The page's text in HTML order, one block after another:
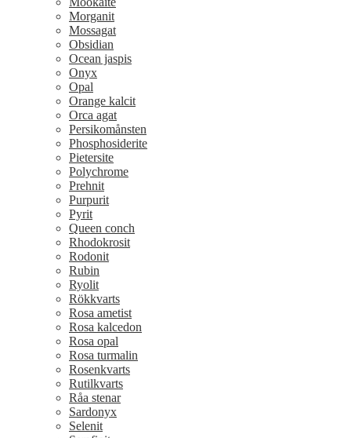
Morganit
Mossagat
Obsidian
Ocean jaspis
Onyx
Opal
Orange kalcit
Orca agat
Persikomånsten
Phosphosiderite
Pietersite
Polychrome
Prehnit
Purpurit
Pyrit
Queen conch
Rhodokrosit
Rodonit
Rubin
Ryolit
Rökkvarts
Rosa ametist
Rosa kalcedon
Rosa opal
Rosa turmalin
Rosenkvarts
Rutilkvarts
Råa stenar
Sardonyx
Selenit